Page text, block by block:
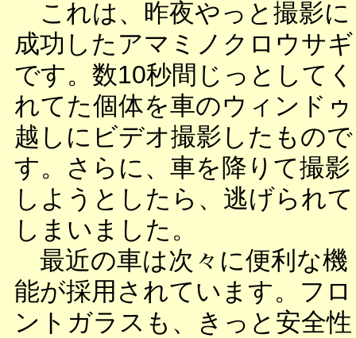
これは、昨夜やっと撮影に
成功したアマミノクロウサギ
です。数10秒間じっとしてく
れてた個体を車のウィンドゥ
越しにビデオ撮影したもので
す。さらに、車を降りて撮影
しようとしたら、逃げられて
しまいました。
最近の車は次々に便利な機
能が採用されています。フロ
ントガラスも、きっと安全性